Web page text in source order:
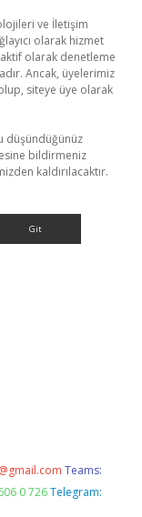
ve İletişim
olarak hizmet
olarak denetleme
Ancak, üyelerimiz
siteye üye olarak
düşündüğünüz
bildirmeniz
kaldırılacaktır.
Teams:
0 726 Telegram: